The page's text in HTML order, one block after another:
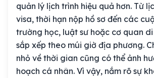
quản lý lịch trình hiệu quả hơn. Từ
visa, thời hạn nộp hồ sơ đến các
trường học, luật sư hoặc cơ quan
sắp xếp theo múi giờ địa phương.
nhỏ về thời gian cũng có thể ảnh
hoạch cá nhân. Vì vậy, nắm rõ sự